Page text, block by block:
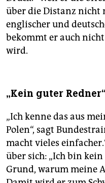
über die Dis­tanz nicht
englischer und
bekommt er auch
wird.
„Kein guter Redner“
„Ich kenne das aus
Polen“, sagt
macht vieles
über sich: „Ich bin
Grund, warum meine